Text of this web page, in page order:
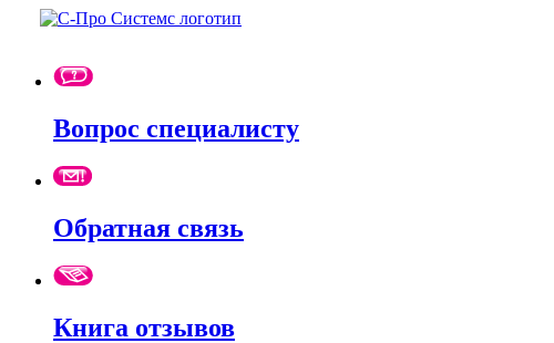
Вопрос специалисту
Обратная связь
Книга отзывов